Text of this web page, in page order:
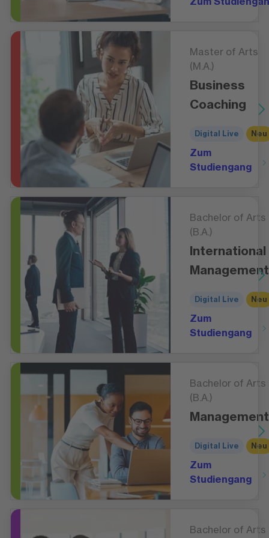
Master of Arts
(M.A.)
Business
Coaching
Digital Live Neu
Zum
Studiengang
Bachelor of Arts
(B.A.)
International
Management
Digital Live Neu
Zum
Studiengang
Bachelor of Arts
(B.A.)
Management
Digital Live Neu
Zum
Studiengang
Bachelor of Arts